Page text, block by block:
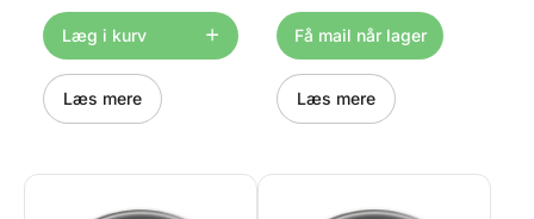
aluminium for fremragende
varmefordeling. Ikke egnet
til opvaskemaskine.
Læg i kurv
Læs mere
fremstillet i Italien af det
bedste silikone. Det er ikke
uden grund at disse forme er
blevet utroligt populære
blandt bagere, konditorere,
kokke og dessertchefer over
hele verden. Størrelse: 220
Få mail når lager
Læs mere